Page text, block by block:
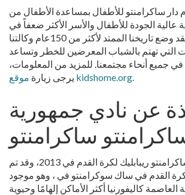
تلتزم دار ساكرامنتو للأطفال بمساعدة الأطفال من
عالية الجودة للأطفال والأسر الأكثر ضعفاً في
منطقة ساكرامنتو. لقد وضع تاريخنا الممتد لأكثر من 150عام وكالتنا
التي تهتم بالشباب المعرضين للخطر وتساعد
جميع أنحاء مجتمعنا. للمزيد من المعلومات،
يرجى زيارة موقع kidshome.org.
عن نادي جمهورية
ساكرامنتو
تم إطلاق نادي ساكرامنتو ريبابليك لكرة القدم في 2013، وقد تم
القدم في ساك سوكرامنتو في ، وهو موجود
كاليفورنيا أكثر الأماكن إلهامًا وحيوية